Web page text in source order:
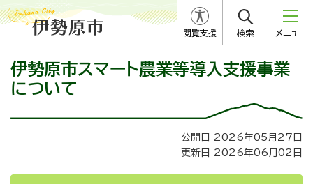
閲覧支援 検索 メニュー
伊勢原市スマート農業等導入支援事業
について
公開日 2026年05月27日
更新日 2026年06月02日